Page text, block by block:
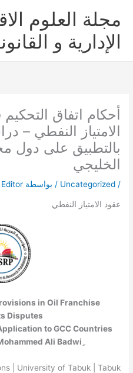
المحتوى
مجلة العلوم
الإدارية و
أحكام اتفاق
الامتياز النفطي –
بالتطبيق على دول
الخليجي
/
Uncategorized / بواسطة Editor
عقود الامتياز النفطي
in Oil Franchise
Disputes –
to GCC Countries
| University of Tabuk | Tabuk